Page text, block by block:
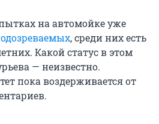
на автомойке уже
, среди них есть
Какой статус в этом
— неизвестно.
пока воздерживается от